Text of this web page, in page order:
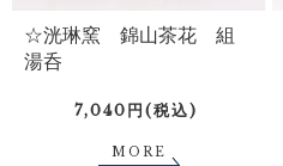
☆洸琳窯 錦山茶花 組
湯呑
7,040円(税込)
MORE